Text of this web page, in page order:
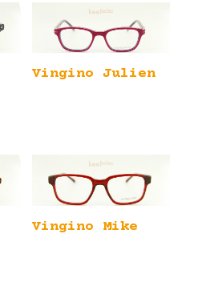
Vingino Julien
Vingino Mike